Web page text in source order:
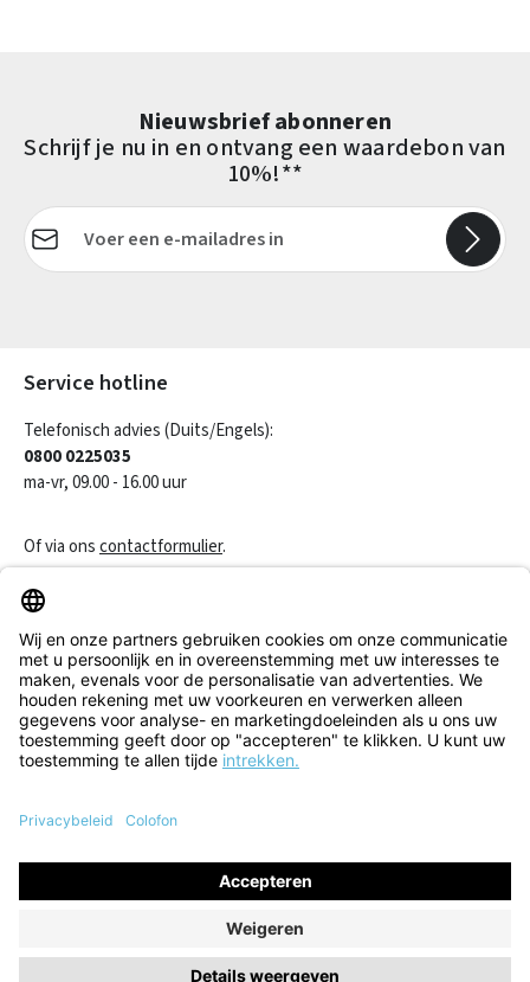
Nieuwsbrief abonneren
Schrijf je nu in en ontvang een waardebon van
10%!**
E-mailadres*
Service hotline
Telefonisch advies (Duits/Engels):
0800 0225035
ma-vr, 09.00 - 16.00 uur
Of via onscontactformulier.
Klantenservice
Informatie
Alle prijzen incl. btw plusverzendkosten
bezorgkosten, indien niet anders vermeld.